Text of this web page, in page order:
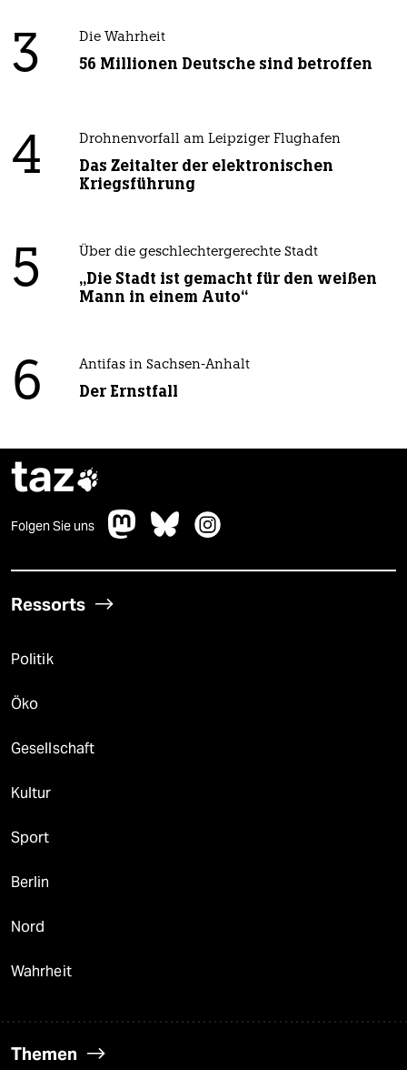
3 Die Wahrheit
56 Millionen Deutsche sind betroffen
4 Drohnenvorfall am Leipziger Flughafen
Das Zeitalter der elektronischen
Kriegsführung
5 Über die geschlechtergerechte Stadt
„Die Stadt ist gemacht für den weißen
Mann in einem Auto“
6 Antifas in Sachsen-Anhalt
Der Ernstfall
taz
Folgen Sie uns
Ressorts
Politik
Öko
Gesellschaft
Kultur
Sport
Berlin
Nord
Wahrheit
Themen